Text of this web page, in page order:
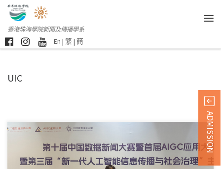
香港珠海學院新聞及傳播學系
En | 繁 | 簡
UIC
ADMISSION